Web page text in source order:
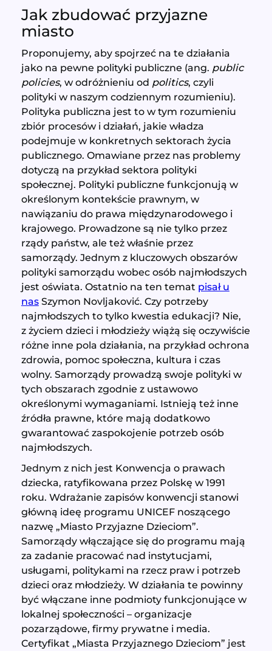
Jak zbudować przyjazne
miasto
Proponujemy, aby spojrzeć na te działania
jako na pewne polityki publiczne (ang. public
policies, w odróżnieniu od politics, czyli
polityki w naszym codziennym rozumieniu).
Polityka publiczna jest to w tym rozumieniu
zbiór procesów i działań, jakie władza
podejmuje w konkretnych sektorach życia
publicznego. Omawiane przez nas problemy
dotyczą na przykład sektora polityki
społecznej. Polityki publiczne funkcjonują w
określonym kontekście prawnym, w
nawiązaniu do prawa międzynarodowego i
krajowego. Prowadzone są nie tylko przez
rządy państw, ale też właśnie przez
samorządy. Jednym z kluczowych obszarów
polityki samorządu wobec osób najmłodszych
jest oświata. Ostatnio na ten temat pisał u
nasSzymon Novljaković. Czy potrzeby
najmłodszych to tylko kwestia edukacji? Nie,
z życiem dzieci i młodzieży wiążą się oczywiście
różne inne pola działania, na przykład ochrona
zdrowia, pomoc społeczna, kultura i czas
wolny. Samorządy prowadzą swoje polityki w
tych obszarach zgodnie z ustawowo
określonymi wymaganiami. Istnieją też inne
źródła prawne, które mają dodatkowo
gwarantować zaspokojenie potrzeb osób
najmłodszych.
Jednym z nich jest Konwencja o prawach
dziecka, ratyfikowana przez Polskę w 1991
roku. Wdrażanie zapisów konwencji stanowi
główną ideę programu UNICEF noszącego
nazwę „Miasto Przyjazne Dzieciom”.
Samorządy włączające się do programu mają
za zadanie pracować nad instytucjami,
usługami, politykami na rzecz praw i potrzeb
dzieci oraz młodzieży. W działania te powinny
być włączane inne podmioty funkcjonujące w
lokalnej społeczności – organizacje
pozarządowe, firmy prywatne i media.
Certyfikat „Miasta Przyjaznego Dzieciom” jest